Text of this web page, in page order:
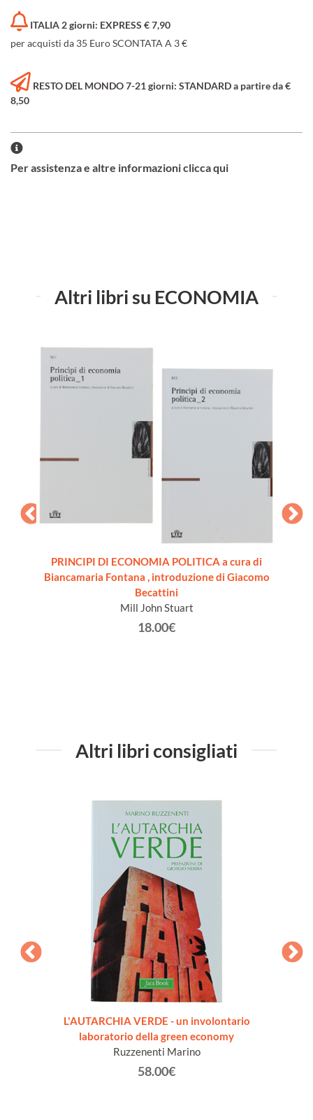
ITALIA 2 giorni: EXPRESS € 7,90
per acquisti da 35 Euro SCONTATA A 3 €
RESTO DEL MONDO 7-21 giorni: STANDARD a partire da €
8,50
Per assistenza e altre informazioni clicca qui
Altri libri su ECONOMIA
PRINCIPI DI ECONOMIA POLITICA a cura di
Biancamaria Fontana , introduzione di Giacomo
Becattini
Mill John Stuart
18.00€
Altri libri consigliati
L'AUTARCHIA VERDE - un involontario
laboratorio della green economy
Ruzzenenti Marino
58.00€